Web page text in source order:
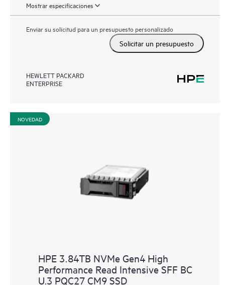
Mostrar especificaciones
Enviar su solicitud para un presupuesto personalizado
Solicitar un presupuesto
HEWLETT PACKARD
ENTERPRISE
NOVEDAD
HPE 3.84TB NVMe Gen4 High
Performance Read Intensive SFF BC
U.3 PQC27 CM9 SSD